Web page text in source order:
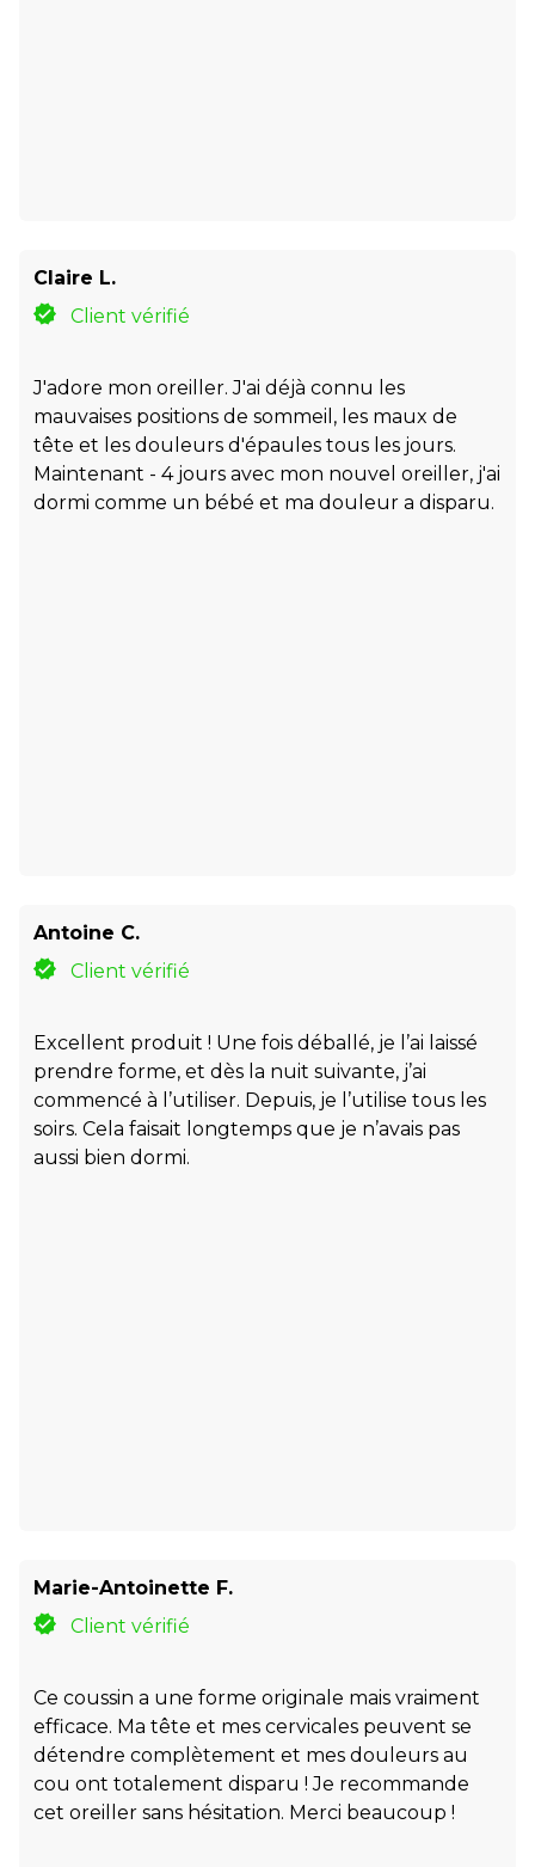
Claire L.
Client vérifié
J'adore mon oreiller. J'ai déjà connu les
mauvaises positions de sommeil, les maux de
tête et les douleurs d'épaules tous les jours.
Maintenant - 4 jours avec mon nouvel oreiller, j'ai
dormi comme un bébé et ma douleur a disparu.
Antoine C.
Client vérifié
Excellent produit ! Une fois déballé, je l’ai laissé
prendre forme, et dès la nuit suivante, j’ai
commencé à l’utiliser. Depuis, je l’utilise tous les
soirs. Cela faisait longtemps que je n’avais pas
aussi bien dormi.
Marie-Antoinette F.
Client vérifié
Ce coussin a une forme originale mais vraiment
efficace. Ma tête et mes cervicales peuvent se
détendre complètement et mes douleurs au
cou ont totalement disparu ! Je recommande
cet oreiller sans hésitation. Merci beaucoup !